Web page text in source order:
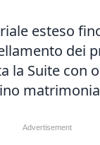
esteso
dei
la Suite con